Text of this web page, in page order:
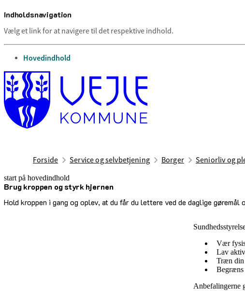
Indholdsnavigation
Vælg et link for at navigere til det respektive indhold.
gå til
Hovedindhold
Forside Service og selvbetjening Borger Seniorliv og
start på hovedindhold
Brug kroppen og styrk hjernen
Hold kroppen i gang og oplev, at du får du lettere ved de daglige
senest opdateret 13. marts 2025
Vær
Lav
Træn din
Begræns
Anbefalingerne